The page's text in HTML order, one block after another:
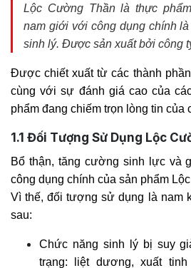
Lộc Cường Thần là thực
nam giới với công dụng chính
sinh lý. Được sản xuất bởi công
Được chiết xuất từ các thành
cùng với sự đánh giá cao của
phẩm đang chiếm trọn lòng tin của
1.1 Đối Tượng Sử Dụng Lộc
Bổ thận, tăng cường sinh lực và
công dụng chính của sản phẩm
Vì thế, đối tượng sử dụng là nam
sau:
Chức năng sinh lý bị suy
trạng: liệt dương, xuất